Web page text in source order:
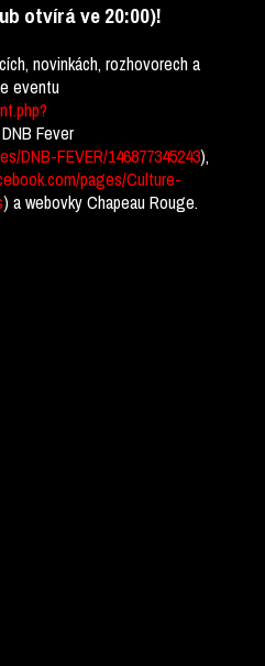
otvírá ve 20:00)!
novinkách, rozhovorech a
eventu
Fever
DNB-FEVER/146877345243),
pages/Culture-
) a webovky Chapeau Rouge.